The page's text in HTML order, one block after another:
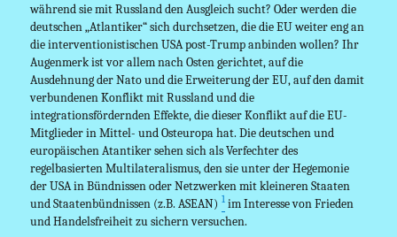
während sie mit Russland den Ausgleich sucht? Oder werden die
deutschen „Atlantiker“ sich durchsetzen, die die EU weiter eng an
die interventionistischen USA post-Trump anbinden wollen? Ihr
Augenmerk ist vor allem nach Osten gerichtet, auf die
Ausdehnung der Nato und die Erweiterung der EU, auf den damit
verbundenen Konflikt mit Russland und die
integrationsfördernden Effekte, die dieser Konflikt auf die EU-
Mitglieder in Mittel- und Osteuropa hat. Die deutschen und
europäischen Atantiker sehen sich als Verfechter des
regelbasierten Multilateralismus, den sie unter der Hegemonie
der USA in Bündnissen oder Netzwerken mit kleineren Staaten
und Staatenbündnissen (z.B. ASEAN) 1 im Interesse von Frieden
und Handelsfreiheit zu sichern versuchen.